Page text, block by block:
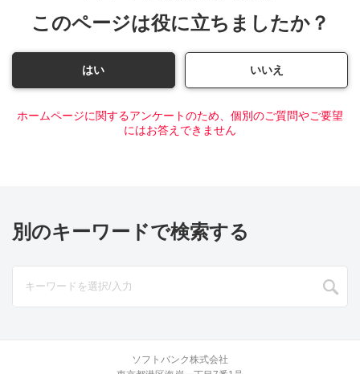
このページは役に立ちましたか？
はい いいえ
ホームページに関するアンケートのため、個別のご質問やご要望
にはお答えできません
別のキーワードで検索する
ソフトバンク株式会社